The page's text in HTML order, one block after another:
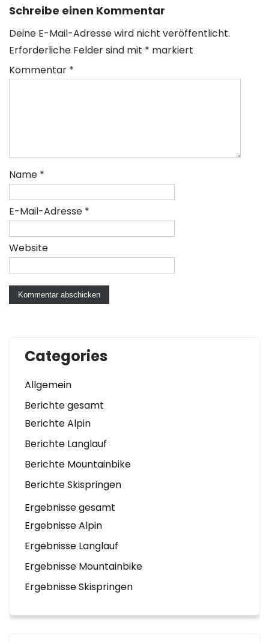
Schreibe einen Kommentar
Deine E-Mail-Adresse wird nicht veröffentlicht.
Erforderliche Felder sind mit * markiert
Kommentar *
Name *
E-Mail-Adresse *
Website
Categories
Allgemein
Berichte gesamt
Berichte Alpin
Berichte Langlauf
Berichte Mountainbike
Berichte Skispringen
Ergebnisse gesamt
Ergebnisse Alpin
Ergebnisse Langlauf
Ergebnisse Mountainbike
Ergebnisse Skispringen